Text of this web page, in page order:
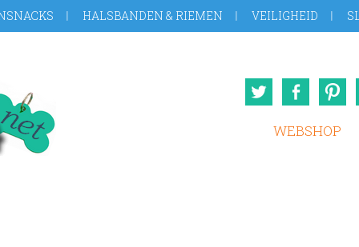
HALSBANDEN & RIEMEN VEILIGHEID
Twitter
WEBSHOP